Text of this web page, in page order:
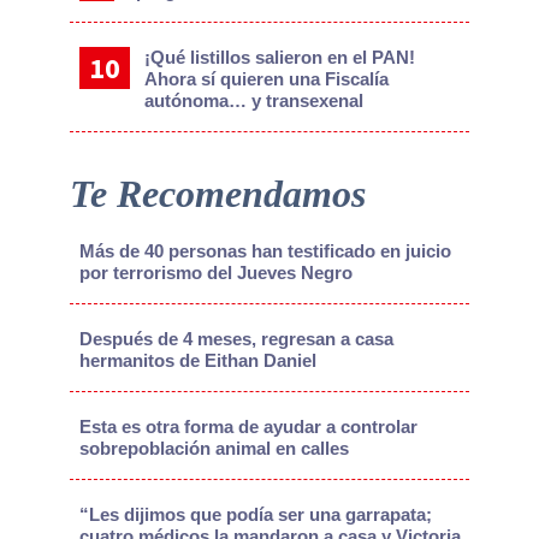
¡Qué listillos salieron en el PAN!
Ahora sí quieren una Fiscalía
autónoma… y transexenal
Te Recomendamos
Más de 40 personas han testificado en juicio
por terrorismo del Jueves Negro
Después de 4 meses, regresan a casa
hermanitos de Eithan Daniel
Esta es otra forma de ayudar a controlar
sobrepoblación animal en calles
“Les dijimos que podía ser una garrapata;